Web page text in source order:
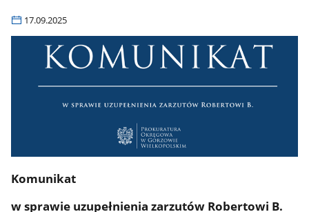
17.09.2025
Komunikat
w sprawie uzupełnienia zarzutów Robertowi B.